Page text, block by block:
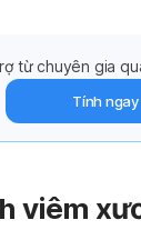
từ chuyên gia
Tính ngay
viêm